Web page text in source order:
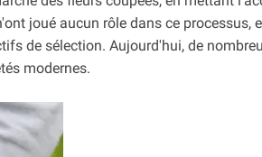
joué aucun rôle dans ce processus,
de sélection. Aujourd'hui, de
modernes.